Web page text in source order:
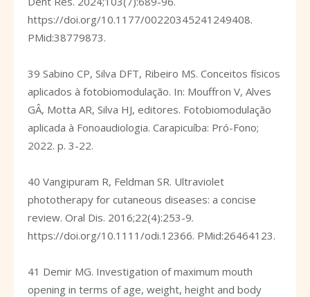
https://doi.org/10.1177/00220345241249408.
PMid:38779873.
39 Sabino CP, Silva DFT, Ribeiro MS. Conceitos físicos
aplicados à fotobiomodulação. In: Mouffron V, Alves
GÂ, Motta AR, Silva HJ, editores. Fotobiomodulação
aplicada à Fonoaudiologia. Carapicuíba: Pró-Fono;
2022. p. 3-22.
40 Vangipuram R, Feldman SR. Ultraviolet
phototherapy for cutaneous diseases: a concise
review. Oral Dis. 2016;22(4):253-9.
https://doi.org/10.1111/odi.12366. PMid:26464123.
41 Demir MG. Investigation of maximum mouth
opening in terms of age, weight, height and body